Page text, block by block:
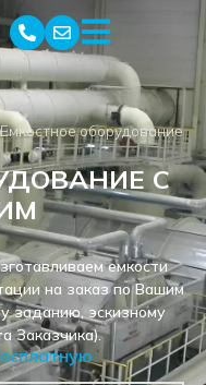
Емкостное оборудование
С
емкости
на заказ по Вашим
заданию, эскизному
Заказчика).